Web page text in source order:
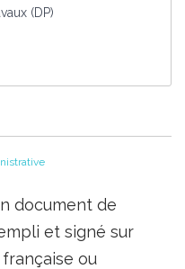
(DP)
document de
et signé sur
ou